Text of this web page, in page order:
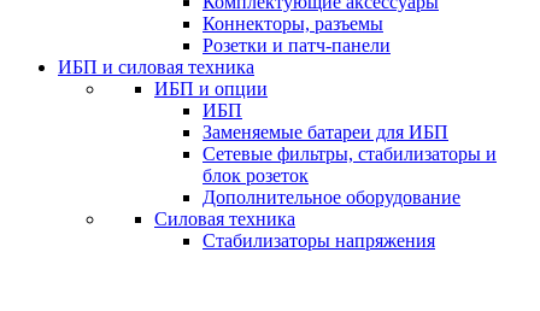
Коннекторы, разъемы
Розетки и патч-панели
ИБП и силовая техника
ИБП и опции
ИБП
Заменяемые батареи для ИБП
Сетевые фильтры, стабилизаторы и
блок розеток
Дополнительное оборудование
Силовая техника
Стабилизаторы напряжения